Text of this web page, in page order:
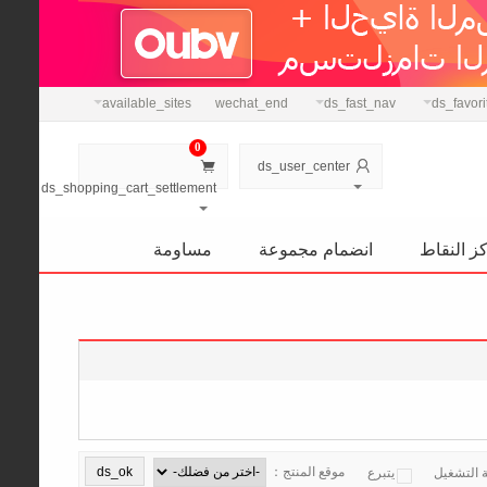
ds_fast_nav
wechat_end
available_sites

ds_user_center

ds_shopping_cart_settlement
0
النقاط انضمام مجموعة مساومة
التشغيل يتبرع موقع المنتج：